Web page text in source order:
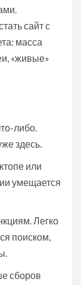
сайт с
масса
«живые»
либо.
здесь.
или
умещается
Легко
поиском,
сборов